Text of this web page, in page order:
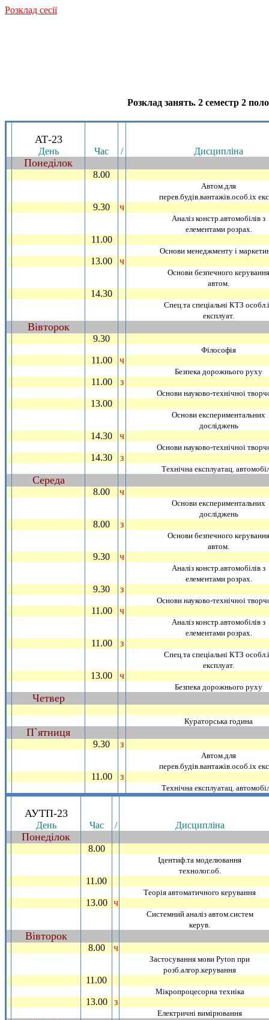
Розклад сесiї
Розклад занять. 2 семестр 2
АТ-23
День Час / Дисциплiна
Понедiлок
8.00
Автом.для
перев.будiв.вантажiв.особ.iх
9.30 ч
Аналiз констр.автомобiлiв з
елементами розрах.
11.00
Основи менеджменту i
13.00 ч
Основи безпечного керування
автом.
14.30
Спец.та спецiальнi КТЗ
експлуат.
Вiвторок
9.30
Фiлософiя
11.00 ч
Безпека дорожнього руху
11.00 з
Основи науково-технiчноi
13.00
Основи експериментальних
дослiджень
14.30 ч
Основи науково-технiчноi
14.30 з
Технiчна експлуатац.
Середа
8.00 ч
Основи експериментальних
дослiджень
8.00 з
Основи безпечного керування
автом.
9.30 ч
Аналiз констр.автомобiлiв з
елементами розрах.
9.30 з
Основи науково-технiчноi
11.00 ч
Аналiз констр.автомобiлiв з
елементами розрах.
11.00 з
Спец.та спецiальнi КТЗ
експлуат.
13.00 ч
Безпека дорожнього руху
Четвер
Кураторська година
П`ятниця
9.30 з
Автом.для
перев.будiв.вантажiв.особ.iх
11.00 з
Технiчна експлуатац.
АУТП-23
День Час / Дисциплiна
Понедiлок
8.00
Iдентиф.та моделювання
технолог.об.
11.00
Теорiя автоматичного керування
13.00 ч
Системний аналiз автом.систем
керув.
Вiвторок
8.00 ч
Застосування мови Pyton при
розб.алгор.керування
11.00
Мiкропроцесорна технiка
13.00 з
Електричнi вимiрювання